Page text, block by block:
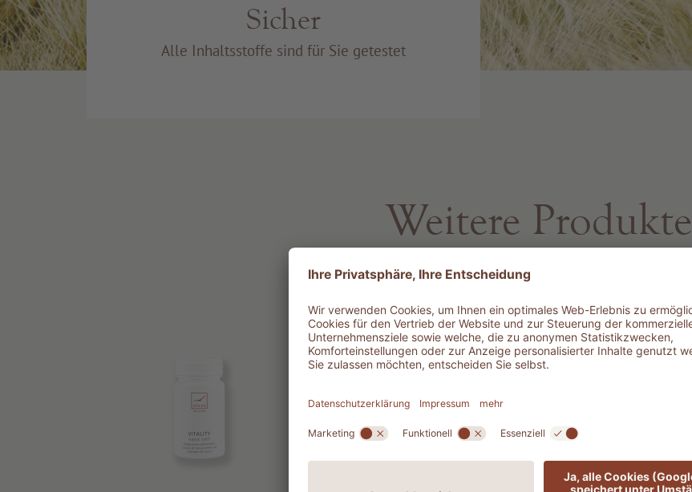
Sicher
Alle Inhaltsstoffe sind für Sie getestet
Weitere Produkte